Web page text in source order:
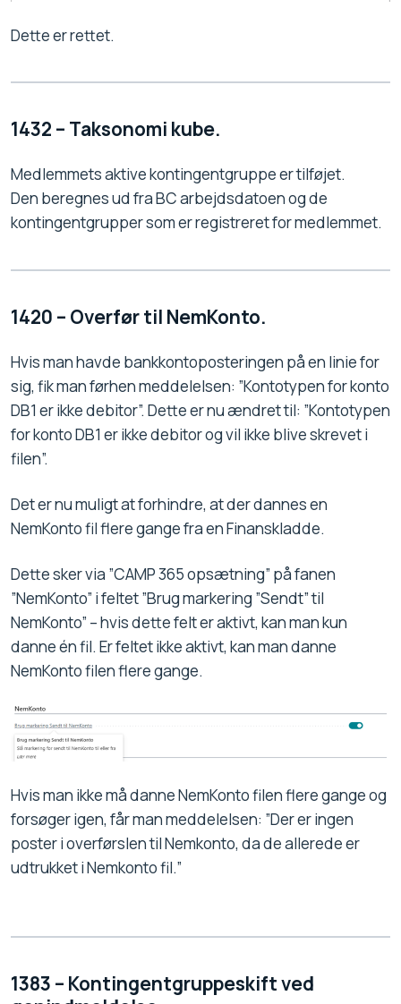
Dette er rettet.
1432 – Taksonomi kube.
Medlemmets aktive kontingentgruppe er tilføjet.
Den beregnes ud fra BC arbejdsdatoen og de
kontingentgrupper som er registreret for medlemmet.
1420 – Overfør til NemKonto.
Hvis man havde bankkontoposteringen på en linie for
sig, fik man førhen meddelelsen: ”Kontotypen for konto
DB1 er ikke debitor”. Dette er nu ændret til: ”Kontotypen
for konto DB1 er ikke debitor og vil ikke blive skrevet i
filen”.
Det er nu muligt at forhindre, at der dannes en
NemKonto fil flere gange fra en Finanskladde.
Dette sker via ”CAMP 365 opsætning” på fanen
”NemKonto” i feltet ”Brug markering ”Sendt” til
NemKonto” – hvis dette felt er aktivt, kan man kun
danne én fil. Er feltet ikke aktivt, kan man danne
NemKonto filen flere gange.
Hvis man ikke må danne NemKonto filen flere gange og
forsøger igen, får man meddelelsen: ”Der er ingen
poster i overførslen til Nemkonto, da de allerede er
udtrukket i Nemkonto fil.”
1383 – Kontingentgruppeskift ved